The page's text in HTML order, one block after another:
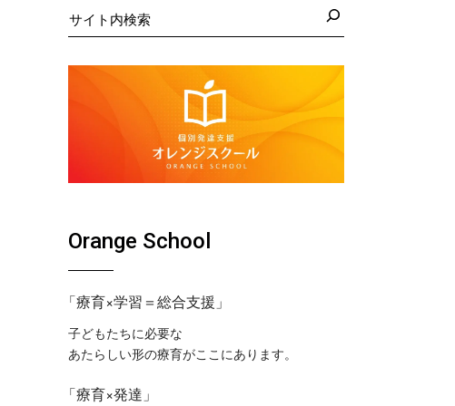
今日の藤沢第２教室
今日のピコ東戸塚教室
今日のピコ東戸塚教室
索
Orange School
「療育×学習＝総合支援」
子どもたちに必要な
あたらしい形の療育がここにあります。
「療育×発達」